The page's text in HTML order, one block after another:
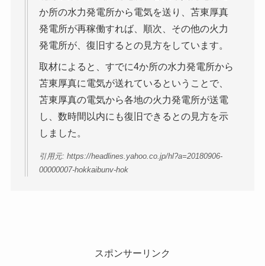
か所の水力発電所から電気を送り、苫東厚真
発電所が再稼働すれば、順次、その他の火力
発電所が、復旧するとの見方をしています。
取材によると、すでに4か所の水力発電所から
苫東厚真に電気が送れているということで、
苫東厚真の電気から各地の火力発電所が送電
し、数時間以内にも復旧できるとの見方を示
しました。
引用元: https://headlines.yahoo.co.jp/hl?a=20180906-
00000007-hokkaibunv-hok
スポンサーリンク